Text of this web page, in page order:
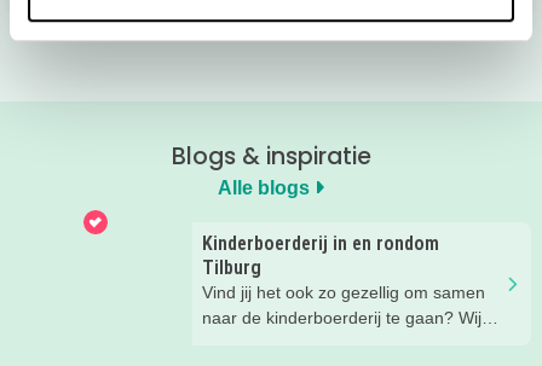
Blogs & inspiratie
Alle blogs
Kinderboerderij in en rondom
Tilburg
Vind jij het ook zo gezellig om samen
naar de kinderboerderij te gaan? Wij